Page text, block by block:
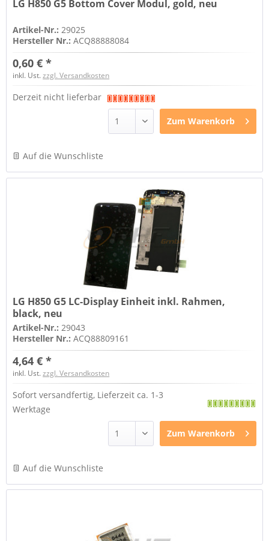
LG H850 G5 Bottom Cover Modul, gold, neu
Artikel-Nr.:29025
Hersteller Nr.:ACQ88888084
0,60 € *
inkl. Ust.zzgl. Versandkosten
Derzeit nicht lieferbar
Zum Warenkorb
Auf die Wunschliste
LG H850 G5 LC-Display Einheit inkl. Rahmen,
black, neu
Artikel-Nr.: 29043
Hersteller Nr.:ACQ88809161
4,64 € *
inkl. Ust.zzgl. Versandkosten
Sofort versandfertig, Lieferzeit ca. 1-3
Werktage
Zum Warenkorb
Auf die Wunschliste